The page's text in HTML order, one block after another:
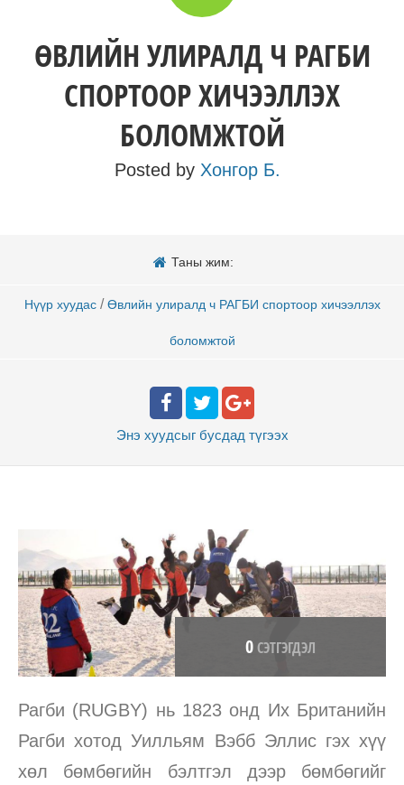
ӨВЛИЙН УЛИРАЛД Ч РАГБИ
СПОРТООР ХИЧЭЭЛЛЭХ
БОЛОМЖТОЙ
Posted by Хонгор Б.
Таны жим:
Нүүр хуудас / Өвлийн улиралд ч РАГБИ спортоор хичээллэх
боломжтой
Энэ хуудсыг бусдад түгээх
0СЭТГЭГДЭЛ
Рагби (RUGBY) нь 1823 онд Их Британийн
Рагби хотод Уилльям Вэбб Эллис гэх хүү
хөл бөмбөгийн бэлтгэл дээр бөмбөгийг